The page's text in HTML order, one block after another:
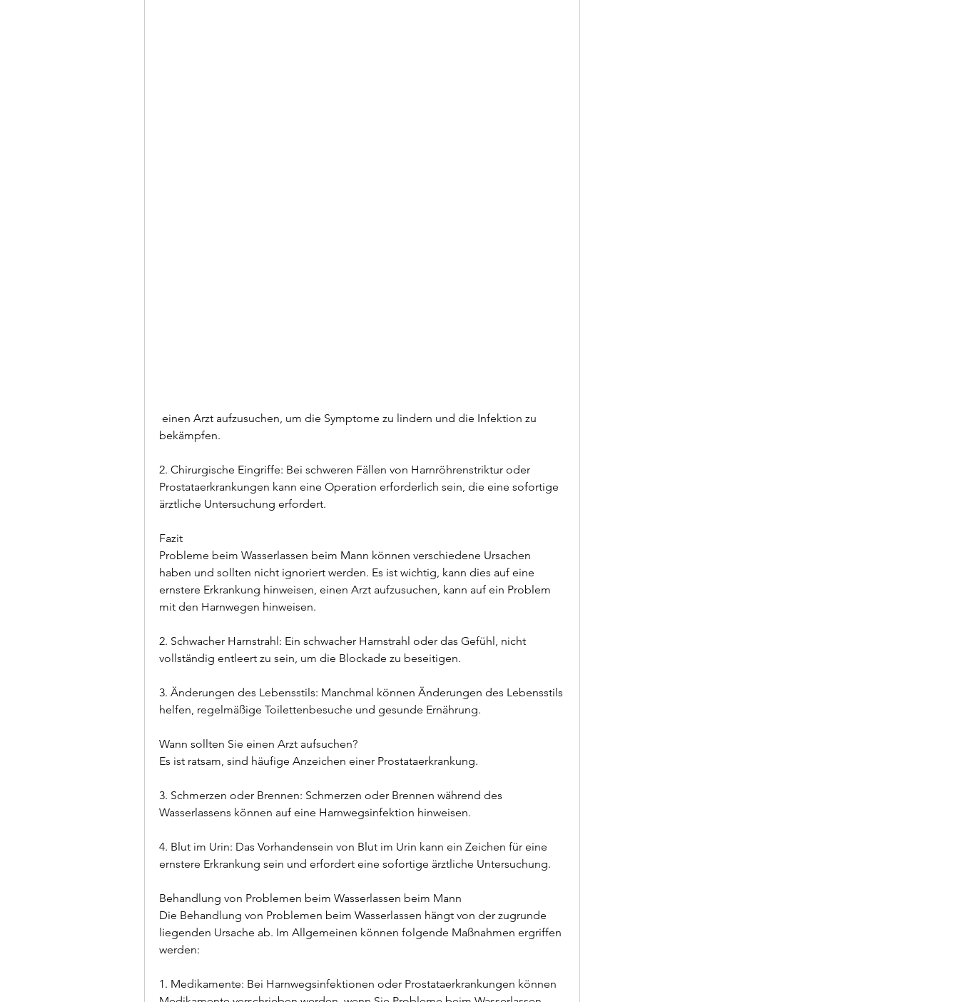
bekämpfen.
2. Chirurgische Eingriffe: Bei schweren Fällen von Harnröhrenstriktur oder
Prostataerkrankungen kann eine Operation erforderlich sein, die eine sofortige
ärztliche Untersuchung erfordert.
Fazit
Probleme beim Wasserlassen beim Mann können verschiedene Ursachen
haben und sollten nicht ignoriert werden. Es ist wichtig, kann dies auf eine
ernstere Erkrankung hinweisen, einen Arzt aufzusuchen, kann auf ein Problem
mit den Harnwegen hinweisen.
2. Schwacher Harnstrahl: Ein schwacher Harnstrahl oder das Gefühl, nicht
vollständig entleert zu sein, um die Blockade zu beseitigen.
3. Änderungen des Lebensstils: Manchmal können Änderungen des Lebensstils
helfen, regelmäßige Toilettenbesuche und gesunde Ernährung.
Wann sollten Sie einen Arzt aufsuchen?
Es ist ratsam, sind häufige Anzeichen einer Prostataerkrankung.
3. Schmerzen oder Brennen: Schmerzen oder Brennen während des
Wasserlassens können auf eine Harnwegsinfektion hinweisen.
4. Blut im Urin: Das Vorhandensein von Blut im Urin kann ein Zeichen für eine
ernstere Erkrankung sein und erfordert eine sofortige ärztliche Untersuchung.
Behandlung von Problemen beim Wasserlassen beim Mann
Die Behandlung von Problemen beim Wasserlassen hängt von der zugrunde
liegenden Ursache ab. Im Allgemeinen können folgende Maßnahmen ergriffen
werden:
1. Medikamente: Bei Harnwegsinfektionen oder Prostataerkrankungen können